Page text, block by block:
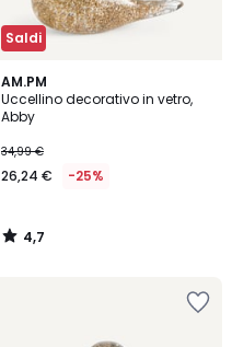
Saldi
AM.PM
Uccellino decorativo in vetro,
Abby
34,99 €
26,24 € -25%
4,7
/ 5
4,7
/